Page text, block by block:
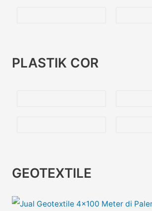
PLASTIK COR
GEOTEXTILE